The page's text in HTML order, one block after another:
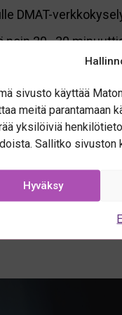
sivusto käyttää
meitä parantamaan
yksilöiviä
Sallitko sivuston
Hyväksy
DMAT-
noin 20–30
mikä on
hyödyntämään
hakemaan
2 käynnissä